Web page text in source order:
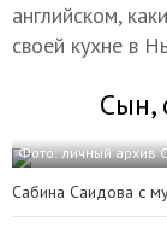
английском,
своей кухне в
Сын,
Фото: личный архив
Сабина Саидова с